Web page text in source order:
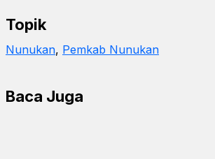
Topik
Nunukan, Pemkab Nunukan
Baca Juga